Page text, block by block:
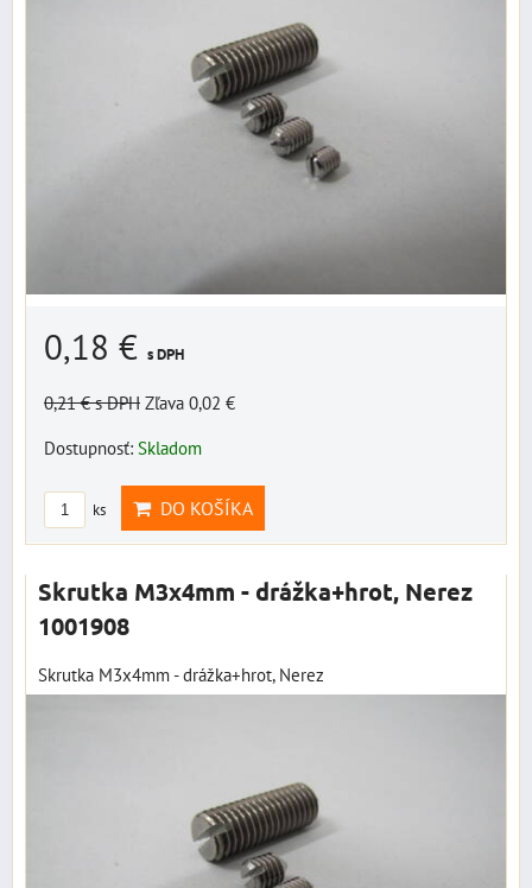
0,18 € s DPH
0,21 €s DPH Zľava 0,02 €
Dostupnosť: Skladom
ks DO KOŠÍKA
Skrutka M3x4mm - drážka+hrot, Nerez
1001908
Skrutka M3x4mm - drážka+hrot, Nerez